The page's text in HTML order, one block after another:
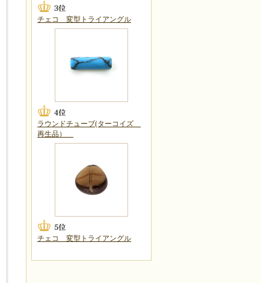
チェコ 変型トライアングル
ラウンドチューブ(ターコイズ
再生品）
チェコ 変型トライアングル